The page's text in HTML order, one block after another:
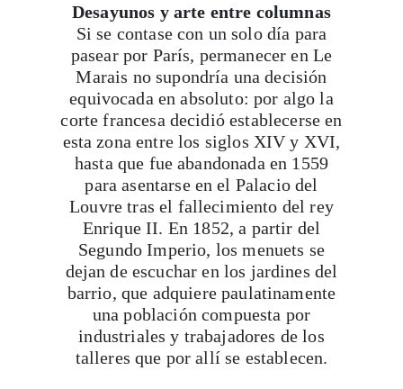
Desayunos y arte entre columnas
Si se contase con un solo día para
pasear por París, permanecer en Le
Marais no supondría una decisión
equivocada en absoluto: por algo la
corte francesa decidió establecerse en
esta zona entre los siglos XIV y XVI,
hasta que fue abandonada en 1559
para asentarse en el Palacio del
Louvre tras el fallecimiento del rey
Enrique II. En 1852, a partir del
Segundo Imperio, los menuets se
dejan de escuchar en los jardines del
barrio, que adquiere paulatinamente
una población compuesta por
industriales y trabajadores de los
talleres que por allí se establecen.